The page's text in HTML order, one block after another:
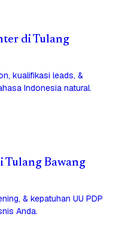
di Tulang
kualifikasi leads, &
Indonesia natural.
Tulang Bawang
& kepatuhan UU PDP
Anda.